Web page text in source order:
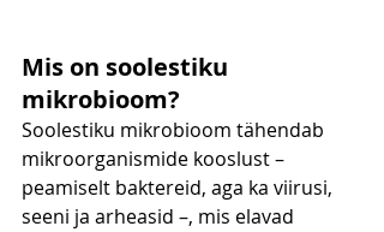
Mis on soolestiku
mikrobioom?
Soolestiku mikrobioom tähendab
mikroorganismide kooslust –
peamiselt baktereid, aga ka viirusi,
seeni ja arheasid –, mis elavad